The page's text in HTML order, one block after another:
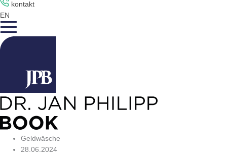
kontakt
EN
Geldwäsche
28.06.2024